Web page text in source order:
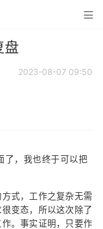
盘
2023-08-07 09:50
了，我也终于可以把
式，工作之复杂无需
变态，所以这次除了
。事实证明，只要作